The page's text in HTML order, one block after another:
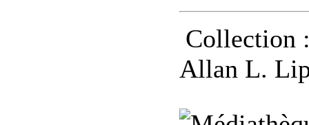
Collection
Allan L.